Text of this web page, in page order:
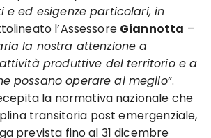
e ed esigenze particolari, in
l’Assessore Giannotta –
la nostra attenzione a
produttive del territorio e a
possano operare al meglio”.
la normativa nazionale che
transitoria post emergenziale,
prevista fino al 31 dicembre